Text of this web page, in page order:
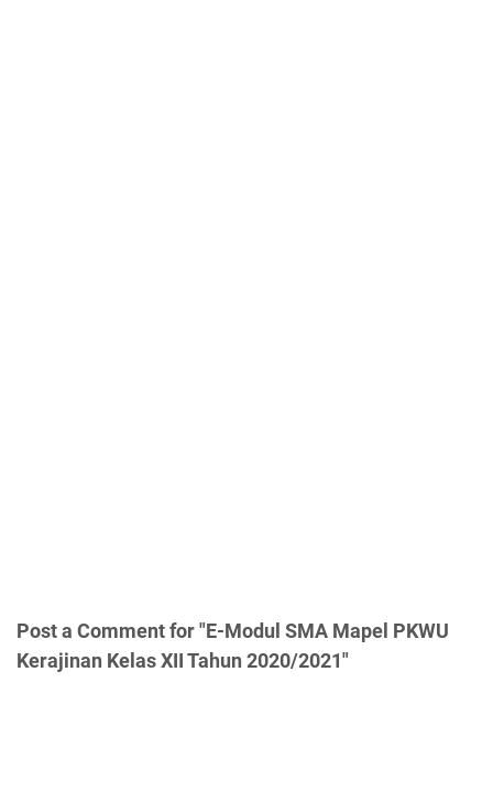
Post a Comment for "E-Modul SMA Mapel PKWU
Kerajinan Kelas XII Tahun 2020/2021"